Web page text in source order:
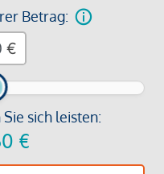
Betrag:
sich leisten:
€
€